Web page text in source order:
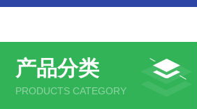
产品分类
PRODUCTS CATEGORY